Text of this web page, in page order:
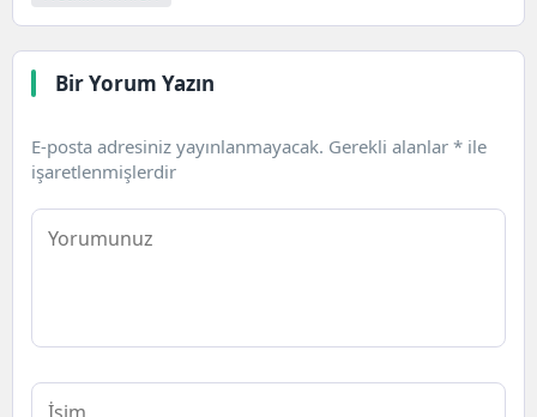
Bir Yorum Yazın
E-posta adresiniz yayınlanmayacak. Gerekli alanlar * ile
işaretlenmişlerdir